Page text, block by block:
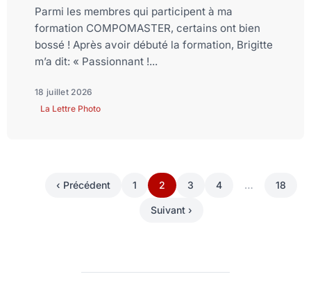
Parmi les membres qui participent à ma
formation COMPOMASTER, certains ont bien
bossé ! Après avoir débuté la formation, Brigitte
m’a dit: « Passionnant !...
18 juillet 2026
La Lettre Photo
‹ Précédent 1 2 3 4 … 18
Suivant ›